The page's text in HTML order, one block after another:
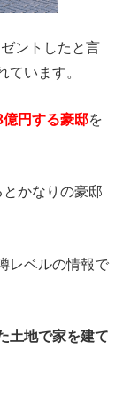
ントしたと言
ています。
億円する豪邸を
かなりの豪邸
レベルの情報で
土地で家を建て